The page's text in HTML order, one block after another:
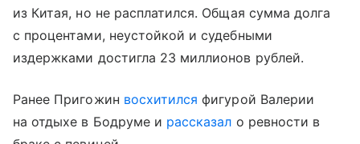
из Китая, но не расплатился. Общая сумма долга
с процентами, неустойкой и судебными
издержками достигла 23 миллионов рублей.
Ранее Пригожин восхитился фигурой Валерии
на отдыхе в Бодруме и рассказал о ревности в